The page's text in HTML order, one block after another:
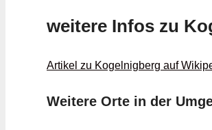
weitere Infos zu
Artikel zu Kogelnigberg auf
Weitere Orte in der